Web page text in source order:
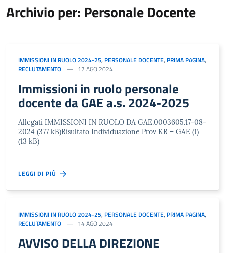
Archivio per: Personale Docente
IMMISSIONI IN RUOLO 2024-25, PERSONALE DOCENTE, PRIMA PAGINA,
RECLUTAMENTO
17 AGO 2024
Immissioni in ruolo personale
docente da GAE a.s. 2024-2025
Allegati IMMISSIONI IN RUOLO DA GAE.0003605.17-08-
2024 (377 kB)Risultato Individuazione Prov KR – GAE (1)
(13 kB)
LEGGI DI PIÙ
IMMISSIONI IN RUOLO 2024-25, PERSONALE DOCENTE, PRIMA PAGINA,
RECLUTAMENTO
14 AGO 2024
AVVISO DELLA DIREZIONE